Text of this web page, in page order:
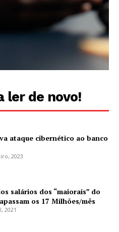
ler de novo!
ataque cibernético ao banco
2023
salários dos “maiorais” do
os 17 Milhões/mês
2021